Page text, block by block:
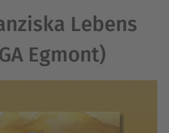
Lebens
Egmont)